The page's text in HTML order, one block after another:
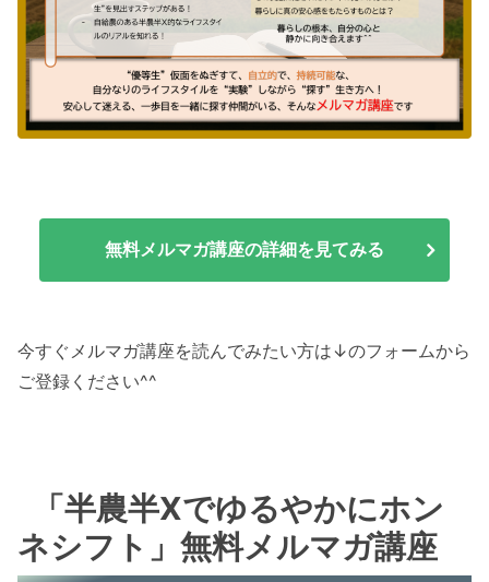
無料メルマガ講座の詳細を見てみる
今すぐメルマガ講座を読んでみたい方は↓のフォームから
ご登録ください^^
「半農半Xでゆるやかにホン
ネシフト」無料メルマガ講座